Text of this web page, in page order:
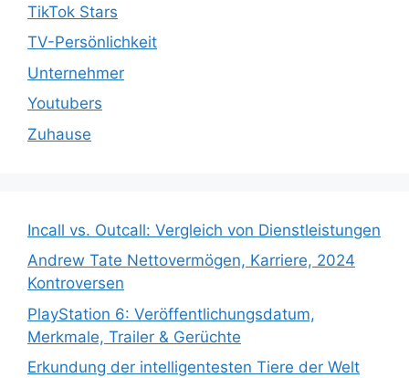
TikTok Stars
TV-Persönlichkeit
Unternehmer
Youtubers
Zuhause
Incall vs. Outcall: Vergleich von Dienstleistungen
Andrew Tate Nettovermögen, Karriere, 2024
Kontroversen
PlayStation 6: Veröffentlichungsdatum,
Merkmale, Trailer & Gerüchte
Erkundung der intelligentesten Tiere der Welt